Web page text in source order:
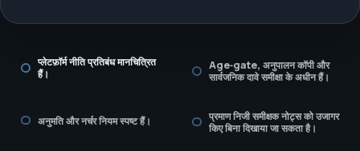
प्लेटफ़ॉर्म नीति प्रतिबंध मानचित्रित
हैं।
Age‑gate, अनुपालन कॉपी और
सार्वजनिक दावे समीक्षा के अधीन हैं।
अनुमति और नर्चर नियम स्पष्ट हैं।
प्रमाण निजी समीक्षक नोट्स को उजागर
किए बिना दिखाया जा सकता है।